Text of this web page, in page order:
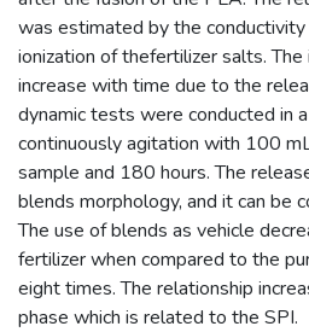
was estimated by the
ionization of thefertilizer salts. The
increase with time due to the
dynamic tests were conducted in
continuously agitation with 100
sample and 180 hours. The
blends morphology, and it can be
The use of blends as vehicle
fertilizer when compared to the
eight times. The relationship
phase which is related to the SPI.